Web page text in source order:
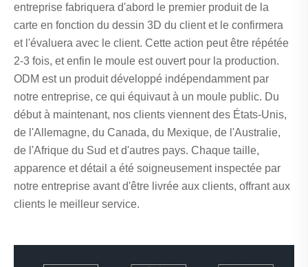
entreprise fabriquera d'abord le premier produit de la
carte en fonction du dessin 3D du client et le confirmera
et l'évaluera avec le client. Cette action peut être répétée
2-3 fois, et enfin le moule est ouvert pour la production.
ODM est un produit développé indépendamment par
notre entreprise, ce qui équivaut à un moule public. Du
début à maintenant, nos clients viennent des États-Unis,
de l'Allemagne, du Canada, du Mexique, de l'Australie,
de l'Afrique du Sud et d'autres pays. Chaque taille,
apparence et détail a été soigneusement inspectée par
notre entreprise avant d'être livrée aux clients, offrant aux
clients le meilleur service.